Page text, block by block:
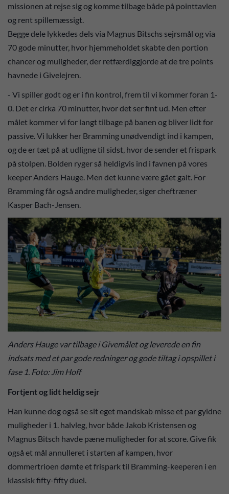
missionen at rejse sig og komme tilbage både på pointtavlen
og rent spillemæssigt.
Begge dele lykkedes dels via Magnus Bitschs sejrsmål og via
70 gode minutter, hvor hjemmeholdet skabte den portion
chancer og muligheder, der retfærdiggjorde at de tre points
havnede i Givelejren.
- Vi spiller godt og er i fin kontrol, frem til vi kommer foran 1-
0. Det er cirka 70 minutter, hvor det ser fint ud. Men efter
målet kommer vi for langt tilbage på banen og bliver lidt for
passive. Vi lukker her Bramming unødvendigt ind i kampen,
og de er tæt på at udligne til sidst, hvor de sender et frispark
på stolpen. Bolden ryger så heldigvis ind i favnen på vores
keeper Anders Hauge. Men det kunne være gået galt. For
Bramming får også andre muligheder, siger cheftræner
Kasper Bach-Jensen.
Anders Hauge var tilbage i Givemålet og leverede en fin
indsats med et par gode redninger og gode tiltag i opspillet i
fase 1. Foto: Jim Hoff
Fortjent og lidt heldig sejr
Han kunne dog også se sit eget mandskab misse et par gyldne
muligheder i 1. halvleg, hvor både Jakob Kristensen og
Magnus Bitsch havde pæne muligheder for at score. Give fik
også et mål annulleret i starten af kampen, hvor
dommertrioen dømte et frispark til Bramming-keeperen i en
klassisk fifty-fifty duel.